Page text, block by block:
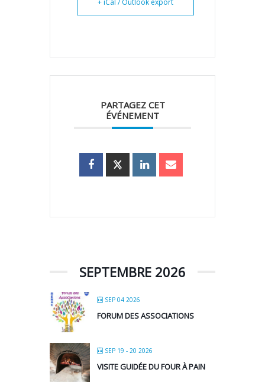
PARTAGEZ CET
ÉVÉNEMENT
SEPTEMBRE 2026
SEP 04 2026
FORUM DES ASSOCIATIONS
SEP 19 - 20 2026
VISITE GUIDÉE DU FOUR À PAIN